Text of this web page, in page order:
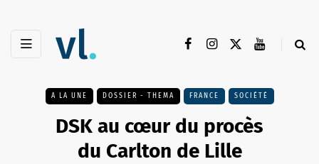
A LA UNE DOSSIER - THEMA FRANCE SOCIÉTÉ
DSK au cœur du procès
du Carlton de Lille